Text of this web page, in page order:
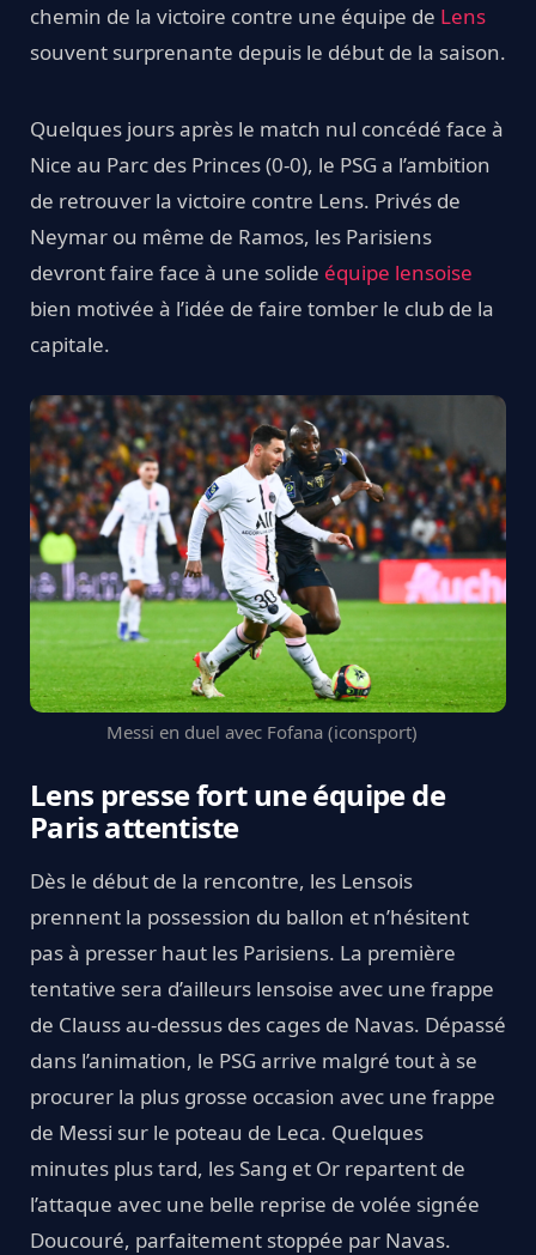
chemin de la victoire contre une équipe de Lens
souvent surprenante depuis le début de la saison.
Quelques jours après le match nul concédé face à
Nice au Parc des Princes (0-0), le PSG a l’ambition
de retrouver la victoire contre Lens. Privés de
Neymar ou même de Ramos, les Parisiens
devront faire face à une solide équipe lensoise
bien motivée à l’idée de faire tomber le club de la
capitale.
Messi en duel avec Fofana (iconsport)
Lens presse fort une équipe de
Paris attentiste
Dès le début de la rencontre, les Lensois
prennent la possession du ballon et n’hésitent
pas à presser haut les Parisiens. La première
tentative sera d’ailleurs lensoise avec une frappe
de Clauss au-dessus des cages de Navas. Dépassé
dans l’animation, le PSG arrive malgré tout à se
procurer la plus grosse occasion avec une frappe
de Messi sur le poteau de Leca. Quelques
minutes plus tard, les Sang et Or repartent de
l’attaque avec une belle reprise de volée signée
Doucouré, parfaitement stoppée par Navas.